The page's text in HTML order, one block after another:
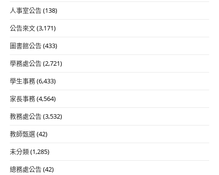
人事室公告(138)
公告來文(3,171)
圖書館公告(433)
學務處公告(2,721)
學生事務(6,433)
家長事務(4,564)
教務處公告(3,532)
教師甄選(42)
未分類(1,285)
總務處公告(42)